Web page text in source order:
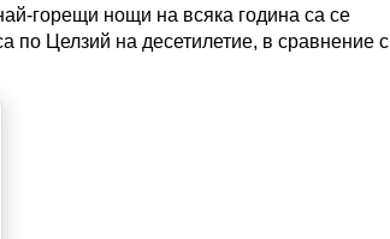
горещи нощи на всяка година са се
по Целзий на десетилетие, в сравнение с